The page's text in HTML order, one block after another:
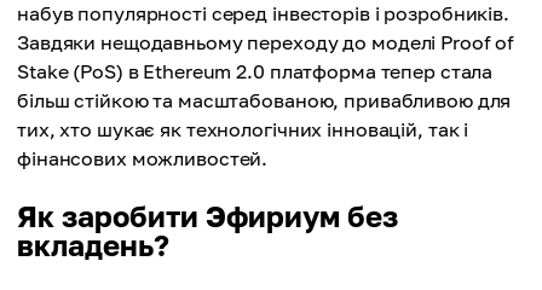
набув популярності серед інвесторів і розробників.
Завдяки нещодавньому переходу до моделі Proof of
Stake (PoS) в Ethereum 2.0 платформа тепер стала
більш стійкою та масштабованою, привабливою для
тих, хто шукає як технологічних інновацій, так і
фінансових можливостей.
Як заробити Эфириум без
вкладень?